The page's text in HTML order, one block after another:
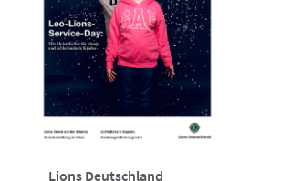
Lions Deutschland